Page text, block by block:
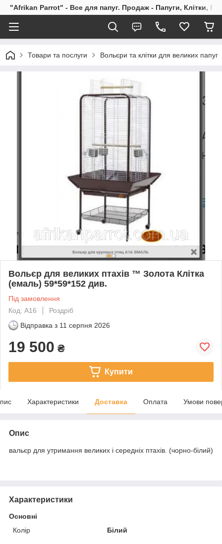
"Afrikan Parrot" - Все для папуг. Продаж - Папуги, Клітки,
Товари та послуги Вольєри та клітки для великих папуг
Вольєр для великих птахів ™️ Золота Клітка
(емаль) 59*59*152 див.
Під замовлення
Код: А16
Роздріб
Відправка з 11 серпня 2026
19 500 ₴
Купити
Характеристики Доставка Оплата Умови
Опис
вальєр для утримання великих і середніх птахів. (чорно-білий)
Характеристики
Основні
Колір
Білий